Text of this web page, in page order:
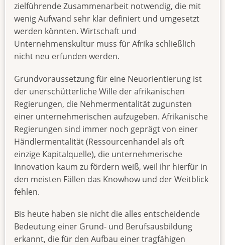
zielführende Zusammenarbeit notwendig, die mit
wenig Aufwand sehr klar definiert und umgesetzt
werden könnten. Wirtschaft und
Unternehmenskultur muss für Afrika schließlich
nicht neu erfunden werden.
Grundvoraussetzung für eine Neuorientierung ist
der unerschütterliche Wille der afrikanischen
Regierungen, die Nehmermentalität zugunsten
einer unternehmerischen aufzugeben. Afrikanische
Regierungen sind immer noch geprägt von einer
Händlermentalität (Ressourcenhandel als oft
einzige Kapitalquelle), die unternehmerische
Innovation kaum zu fördern weiß, weil ihr hierfür in
den meisten Fällen das Knowhow und der Weitblick
fehlen.
Bis heute haben sie nicht die alles entscheidende
Bedeutung einer Grund- und Berufsausbildung
erkannt, die für den Aufbau einer tragfähigen